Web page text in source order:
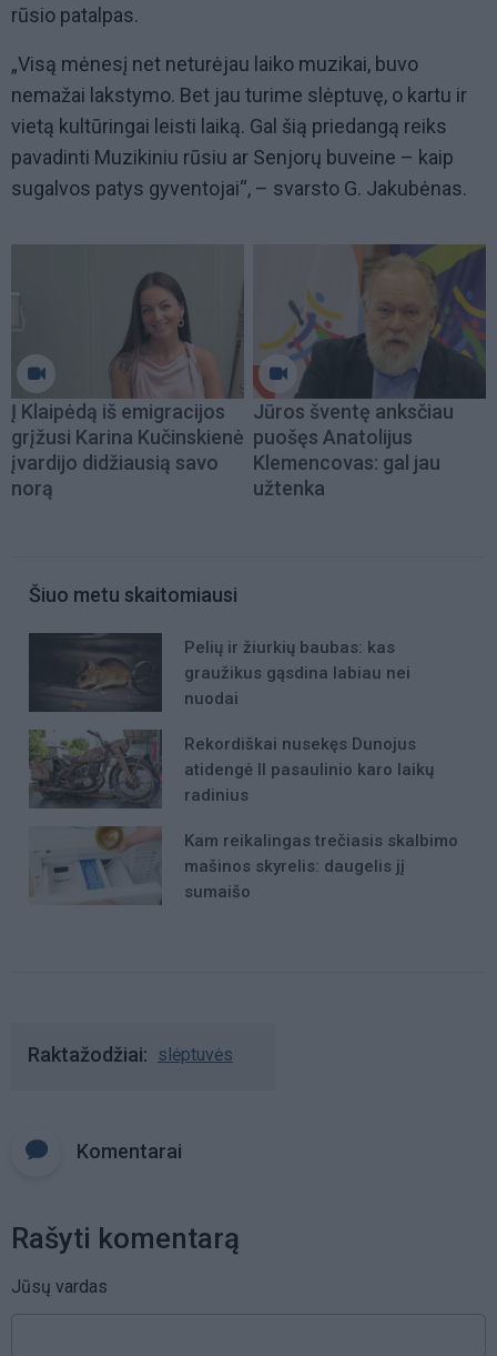
rūsio patalpas.
„Visą mėnesį net neturėjau laiko muzikai, buvo
nemažai lakstymo. Bet jau turime slėptuvę, o kartu ir
vietą kultūringai leisti laiką. Gal šią priedangą reiks
pavadinti Muzikiniu rūsiu ar Senjorų buveine – kaip
sugalvos patys gyventojai“, – svarsto G. Jakubėnas.
Į Klaipėdą iš emigracijos
grįžusi Karina Kučinskienė
įvardijo didžiausią savo
norą
Jūros šventę anksčiau
puošęs Anatolijus
Klemencovas: gal jau
užtenka
Šiuo metu skaitomiausi
Pelių ir žiurkių baubas: kas
graužikus gąsdina labiau nei
nuodai
Rekordiškai nusekęs Dunojus
atidengė II pasaulinio karo laikų
radinius
Kam reikalingas trečiasis skalbimo
mašinos skyrelis: daugelis jį
sumaišo
Raktažodžiai slėptuvės
Komentarai
Rašyti komentarą
Jūsų vardas